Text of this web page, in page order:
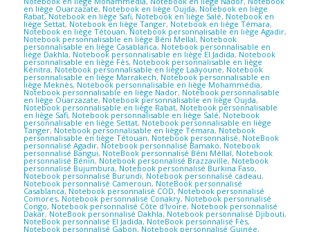
en liège Ouarzazate, Notebook en liège Oujda, Notebook en liège
Rabat,Notebook en liège Safi, Notebook en liège Salé, Notebook en
liège Settat, Notebook en liège Tanger, Notebook en liège Témara,
Notebook en liège Tétouan,Notebook personnalisable en liège Agadir,
Notebook personnalisable en liège Béni Mellal, Notebook
personnalisable en liège Casablanca, Notebook personnalisable en
liège Dakhla, Notebook personnalisable en liège El Jadida, Notebook
personnalisable en liège Fès, Notebook personnalisable en liège
Kénitra, Notebook personnalisable en liège Laâyoune, Notebook
personnalisable en liège Marrakech, Notebook personnalisable en
liège Meknès, Notebook personnalisable en liège Mohammédia,
Notebook personnalisable en liège Nador, Notebook personnalisable
en liège Ouarzazate, Notebook personnalisable en liège Oujda,
Notebook personnalisable en liège Rabat, Notebook personnalisable
en liège Safi, Notebook personnalisable en liège Salé, Notebook
personnalisable en liège Settat, Notebook personnalisable en liège
Tanger, Notebook personnalisable en liège Témara, Notebook
personnalisable en liège Tétouan, Notebook personnalisé, NoteBook
personnalisé Agadir, Notebook personnalisé Bamako, Notebook
personnalisé Bangui, NoteBook personnalisé Béni Méllal, Notebook
personnalisé Bénin, Notebook personnalisé Brazzaville, Notebook
personnalisé Bujumbura, Notebook personnalisé Burkina Faso,
Notebook personnalisé Burundi, Notebook personnalisé cadeau,
Notebook personnalisé Cameroun, NoteBook personnalisé
Casablanca, Notebook personnalisé COD, Notebook personnalisé
Comores, Notebook personnalisé Conakry, Notebook personnalisé
Congo, Notebook personnalisé Côte d'Ivoire, Notebook personnalisé
Dakar, NoteBook personnalisé Dakhla, Notebook personnalisé Djibouti,
NoteBook personnalisé El Jadida, NoteBook personnalisé Fès,
Notebook personnalisé Gabon, Notebook personnalisé Guinée,